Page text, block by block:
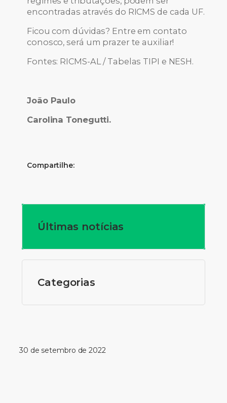
encontradas através do RICMS de cada UF.
Ficou com dúvidas? Entre em contato
conosco, será um prazer te auxiliar!
Fontes: RICMS-AL / Tabelas TIPI e NESH.
João Paulo
Carolina Tonegutti.
Compartilhe:
Últimas notícias
Categorias
30 de setembro de 2022